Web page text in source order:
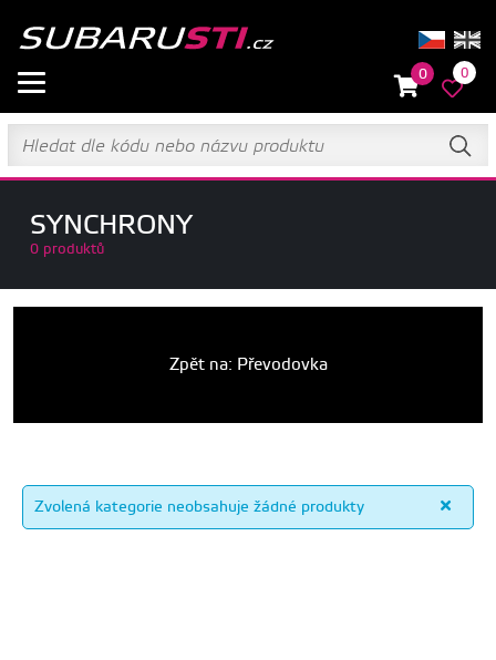
0 0
SYNCHRONY
0 produktů
Zpět na: Převodovka
Zvolená kategorie neobsahuje žádné produkty